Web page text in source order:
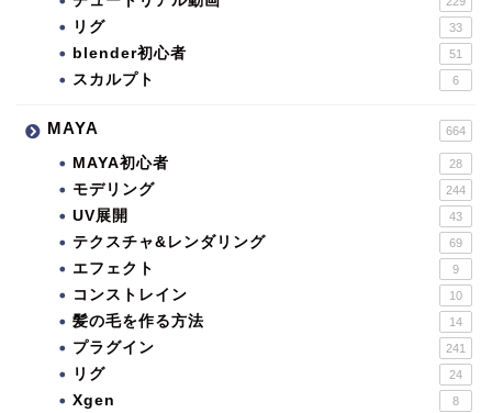
リグ 33
blender初心者 51
スカルプト 6
MAYA 664
MAYA初心者 28
モデリング 244
UV展開 43
テクスチャ&レンダリング 69
エフェクト 9
コンストレイン 10
髪の毛を作る方法 14
プラグイン 241
リグ 24
Xgen 8